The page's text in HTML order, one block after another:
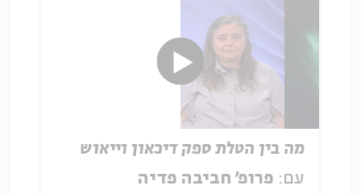
מה בין הטלת ספק דיכאון וייאוש
עם: פרופ׳ חביבה פדיה